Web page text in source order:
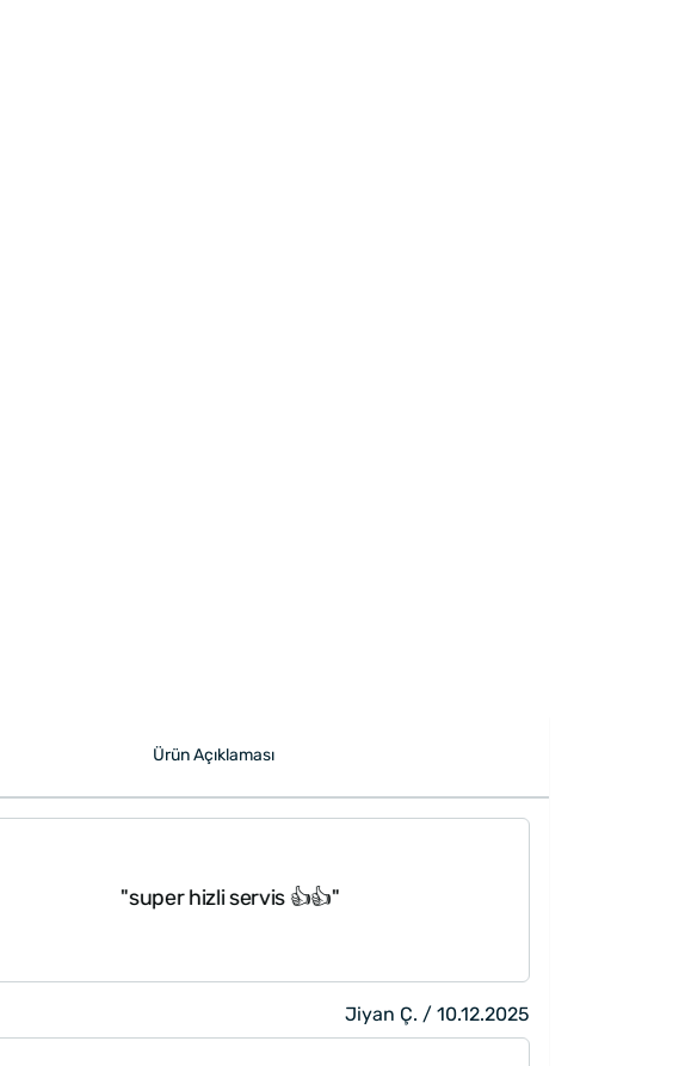
Ürün Açıklaması
"super hizli servis 👍👍"
Jiyan Ç. / 10.12.2025